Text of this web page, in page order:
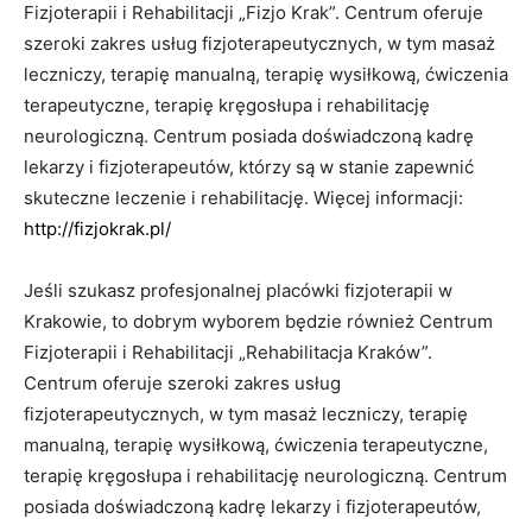
Fizjoterapii i Rehabilitacji „Fizjo Krak”. Centrum oferuje
szeroki zakres usług fizjoterapeutycznych, w tym masaż
leczniczy, terapię manualną, terapię wysiłkową, ćwiczenia
terapeutyczne, terapię kręgosłupa i rehabilitację
neurologiczną. Centrum posiada doświadczoną kadrę
lekarzy i fizjoterapeutów, którzy są w stanie zapewnić
skuteczne leczenie i rehabilitację. Więcej informacji:
http://fizjokrak.pl/
Jeśli szukasz profesjonalnej placówki fizjoterapii w
Krakowie, to dobrym wyborem będzie również Centrum
Fizjoterapii i Rehabilitacji „Rehabilitacja Kraków”.
Centrum oferuje szeroki zakres usług
fizjoterapeutycznych, w tym masaż leczniczy, terapię
manualną, terapię wysiłkową, ćwiczenia terapeutyczne,
terapię kręgosłupa i rehabilitację neurologiczną. Centrum
posiada doświadczoną kadrę lekarzy i fizjoterapeutów,